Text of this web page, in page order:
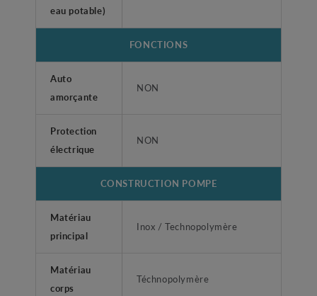
eau potable)
FONCTIONS
Auto
amorçante
NON
Protection
électrique
NON
CONSTRUCTION POMPE
Matériau
principal
Inox / Technopolymère
Matériau
corps
Téchnopolymère